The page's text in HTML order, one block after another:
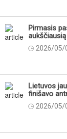
Pirmasis
2026/05/
Lietuvos
finišavo
2026/05/